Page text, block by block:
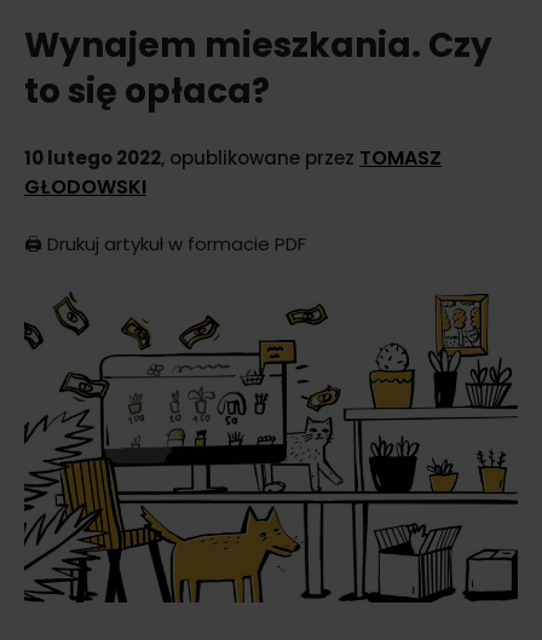
Wynajem mieszkania. Czy
to się opłaca?
10 lutego 2022, opublikowane przez TOMASZ
GŁODOWSKI
🖨️ Drukuj artykuł w formacie PDF